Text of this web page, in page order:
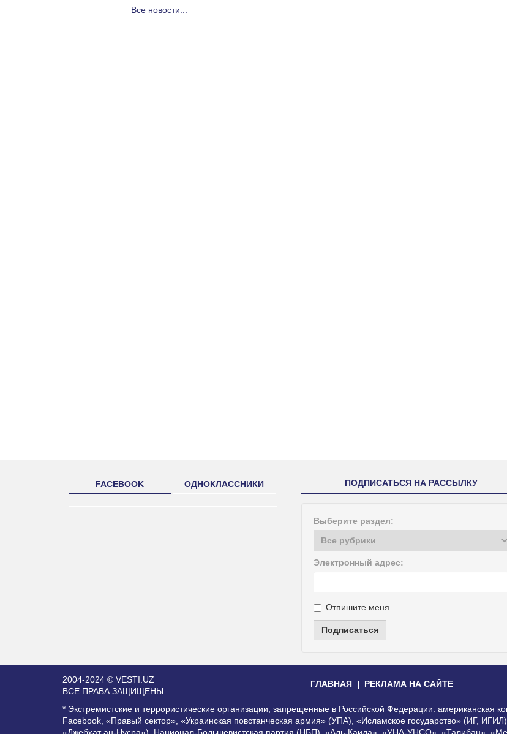
Все новости...
FACEBOOK ОДНОКЛАССНИКИ ПОДПИСАТЬСЯ НА РАССЫЛКУ
Выберите раздел:
Электронный адрес:
Отпишите меня
Подписаться
2004-2024 © VESTI.UZ
ВСЕ ПРАВА ЗАЩИЩЕНЫ
ГЛАВНАЯ РЕКЛАМА НА САЙТЕ
* Экстремистские и террористические организации, запрещенные в Российской Федерации: американская
Facebook, «Правый сектор», «Украинская повстанческая армия» (УПА), «Исламское государство» (ИГ,
«Джебхат ан-Нусра»), Национал-Большевистская партия (НБП), «Аль-Каида», «УНА-УНСО», «Талибан»,